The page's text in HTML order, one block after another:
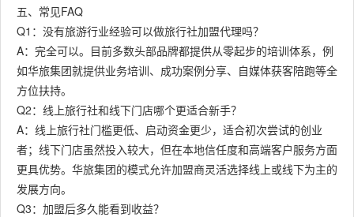
五、常见FAQ
Q1：没有旅游行业经验可以做旅行社加盟代理吗？
A：完全可以。目前多数头部品牌都提供从零起步的培训体系，例
如华旅集团就提供业务培训、成功案例分享、自媒体获客陪跑等全
方位扶持。
Q2：线上旅行社和线下门店哪个更适合新手？
A：线上旅行社门槛更低、启动资金更少，适合初次尝试的创业
者；线下门店虽然投入较大，但在本地信任度和高端客户服务方面
更具优势。华旅集团的模式允许加盟商灵活选择线上或线下为主的
发展方向。
Q3：加盟后多久能看到收益？